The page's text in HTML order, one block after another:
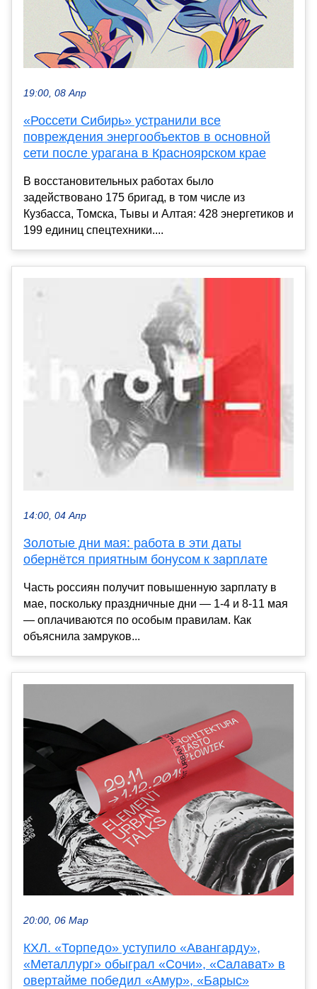
19:00, 08 Апр
«Россети Сибирь» устранили все
повреждения энергообъектов в основной
сети после урагана в Красноярском крае
В восстановительных работах было
задействовано 175 бригад, в том числе из
Кузбасса, Томска, Тывы и Алтая: 428 энергетиков и
199 единиц спецтехники....
14:00, 04 Апр
Золотые дни мая: работа в эти даты
обернётся приятным бонусом к зарплате
Часть россиян получит повышенную зарплату в
мае, поскольку праздничные дни — 1-4 и 8-11 мая
— оплачиваются по особым правилам. Как
объяснила замруков...
20:00, 06 Мар
КХЛ. «Торпедо» уступило «Авангарду»,
«Металлург» обыграл «Сочи», «Салават» в
овертайме победил «Амур», «Барыс»